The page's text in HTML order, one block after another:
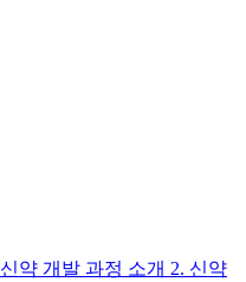
약 개발 과정 소개 2. 신약